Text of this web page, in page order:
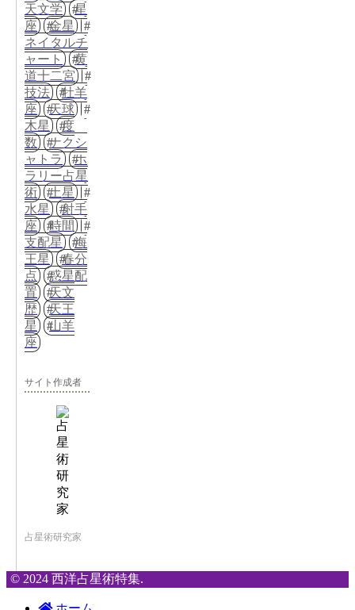
天文学
星
座
金星
ネイタルチ
ャート
黄
道十二宮
技法
牡羊
座
天球
木星
度
数
ナクシ
ャトラ
ホ
ラリー占星
術
土星
水星
射手
座
時間
支配星
海
王星
春分
点
惑星配
置
天文
歴
天王
星
山羊
座
サイト作成者
占星術研究家
© 2024 西洋占星術特集.